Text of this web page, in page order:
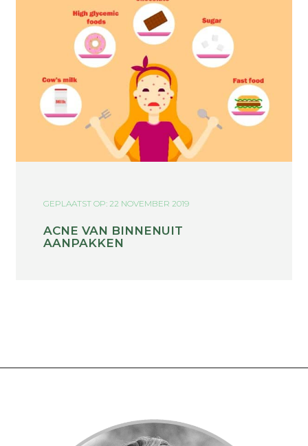
ACNE VAN BINNENUIT
AANPAKKEN
GEPLAATST OP: 22 NOVEMBER 2019